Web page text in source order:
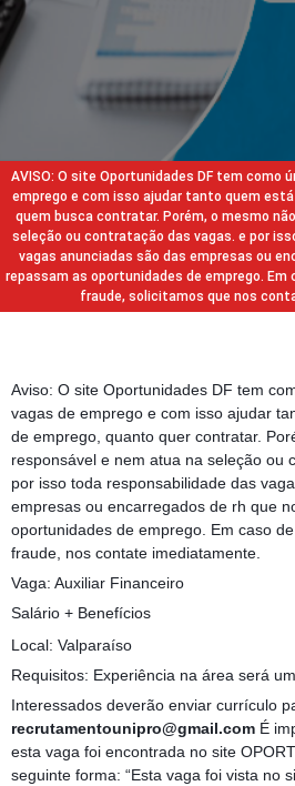
AVISO: O site Oportunidades DF tem como
emprego e com isso ajudar tanto quem
quem busca contratar. Porém, o mesmo
seleção ou contratação das vagas. e por
vagas anunciadas são das empresas ou
repassam as oportunidades de emprego. Em
fraude, solicitamos que nos
Aviso: O site Oportunidades DF tem
vagas de emprego e com isso ajudar
de emprego, quanto quer contratar.
responsável e nem atua na seleção ou
por isso toda responsabilidade das
empresas ou encarregados de rh que
oportunidades de emprego. Em caso
fraude, nos contate imediatamente.
Vaga: Auxiliar Financeiro
Salário + Benefícios
Local: Valparaíso
Requisitos: Experiência na área será
Interessados deverão enviar currículo
recrutamentounipro@gmail.com É
esta vaga foi encontrada no site
seguinte forma: “Esta vaga foi vista no